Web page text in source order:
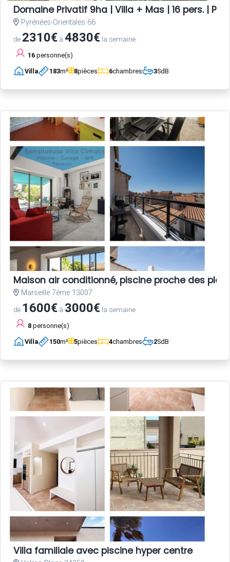
Domaine Privatif 9ha | Villa + Mas | 16 pers. |
Pyrénées-Orientales 66
de 2310€ à 4830€ la semaine
16 personne(s)
Villa 183m² 8pièces 6chambres 3SdB
Maison air conditionné, piscine proche des
Marseille 7ème 13007
de 1600€ à 3000€ la semaine
8 personne(s)
Villa 150m² 5pièces 4chambres 2SdB
Villa familiale avec piscine hyper centre